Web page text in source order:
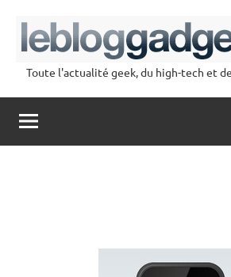
contenu
lebloggadget
Toute l'actualité geek, du high-tech et